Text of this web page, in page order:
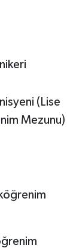
(Lise
Mezunu)